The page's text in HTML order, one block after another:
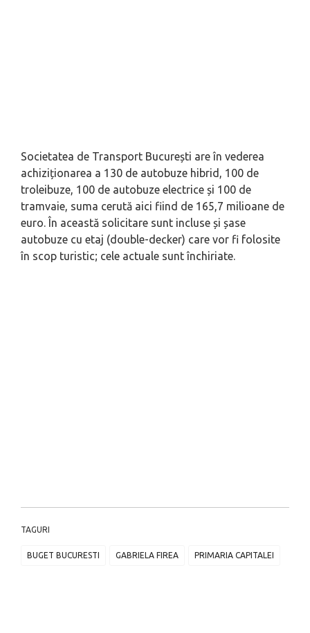
Societatea de Transport București are în vederea
achiziționarea a 130 de autobuze hibrid, 100 de
troleibuze, 100 de autobuze electrice și 100 de
tramvaie, suma cerută aici fiind de 165,7 milioane de
euro. În această solicitare sunt incluse și șase
autobuze cu etaj (double-decker) care vor fi folosite
în scop turistic; cele actuale sunt închiriate.
TAGURI
BUGET BUCURESTI GABRIELA FIREA PRIMARIA CAPITALEI